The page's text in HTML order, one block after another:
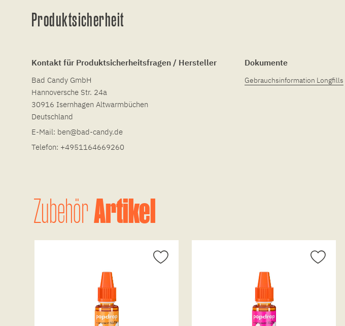
Produktsicherheit
Kontakt für Produktsicherheitsfragen / Hersteller
Bad Candy GmbH
Hannoversche Str. 24a
30916 Isernhagen Altwarmbüchen
Deutschland
E-Mail: ben@bad-candy.de
Telefon: +4951164669260
Dokumente
Gebrauchsinformation Longfills
ZubehörArtikel